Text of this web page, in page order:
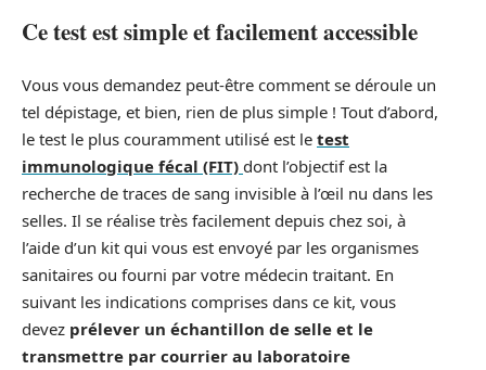
Ce test est simple et facilement accessible
Vous vous demandez peut-être comment se déroule un
tel dépistage, et bien, rien de plus simple ! Tout d’abord,
le test le plus couramment utilisé est le test
immunologique fécal (FIT) dont l’objectif est la
recherche de traces de sang invisible à l’œil nu dans les
selles. Il se réalise très facilement depuis chez soi, à
l’aide d’un kit qui vous est envoyé par les organismes
sanitaires ou fourni par votre médecin traitant. En
suivant les indications comprises dans ce kit, vous
devez prélever un échantillon de selle et le
transmettre par courrier au laboratoire